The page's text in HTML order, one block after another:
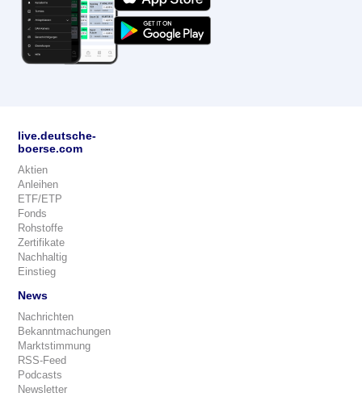
live.deutsche-
boerse.com
Aktien
Anleihen
ETF/ETP
Fonds
Rohstoffe
Zertifikate
Nachhaltig
Einstieg
News
Nachrichten
Bekanntmachungen
Marktstimmung
RSS-Feed
Podcasts
Newsletter